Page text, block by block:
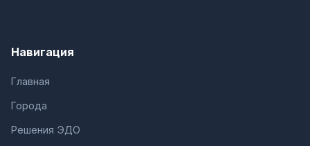
Навигация
Главная
Города
Решения ЭДО